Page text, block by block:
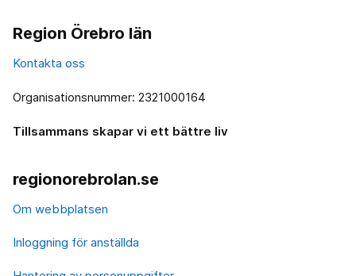
Region Örebro län
Kontakta oss
Organisationsnummer: 2321000164
Tillsammans skapar vi ett bättre liv
regionorebrolan.se
Om webbplatsen
Inloggning för anställda